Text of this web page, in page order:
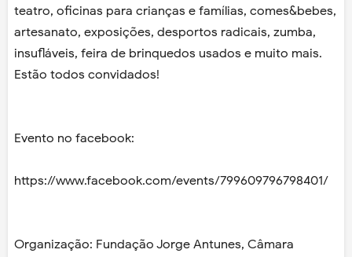
teatro, oficinas para crianças e famílias, comes&bebes,
artesanato, exposições, desportos radicais, zumba,
insufláveis, feira de brinquedos usados e muito mais.
Estão todos convidados!
Evento no facebook:
https://www.facebook.com/events/799609796798401/
Organização: Fundação Jorge Antunes, Câmara